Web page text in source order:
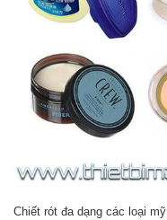
Chiết rót đa dạng các loại